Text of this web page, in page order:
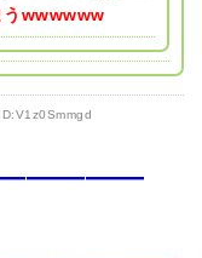
うwwwwww